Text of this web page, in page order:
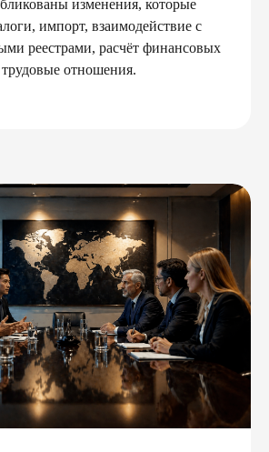
изменения, которые
импорт, взаимодействие с
реестрами, расчёт финансовых
трудовые отношения.